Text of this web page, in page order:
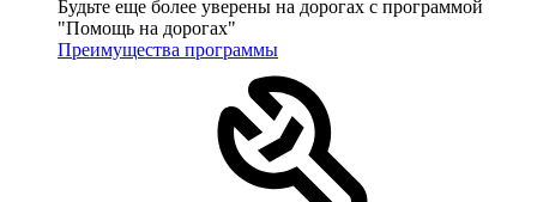
Будьте еще более уверены на дорогах с программой
"Помощь на дорогах"
Преимущества программы